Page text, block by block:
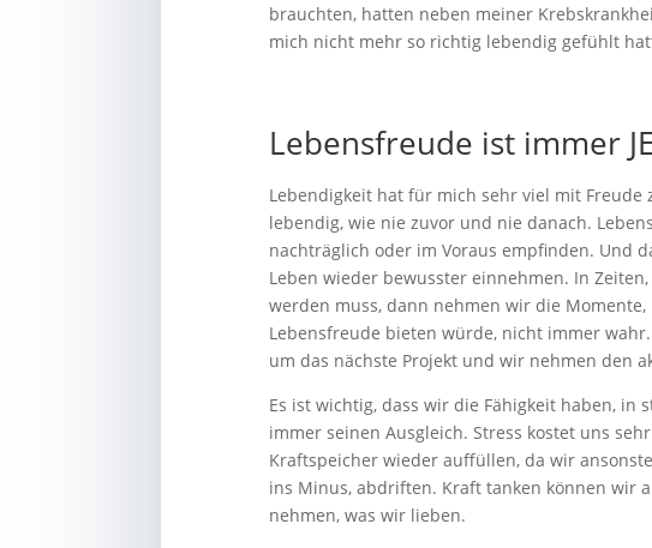
brauchten, hatten neben meiner
mich nicht mehr so richtig lebendig gefühlt
Lebensfreude ist immer
Lebendigkeit hat für mich sehr viel mit
lebendig, wie nie zuvor und nie danach.
nachträglich oder im Voraus empfinden. Und
Leben wieder bewusster einnehmen. In
werden muss, dann nehmen wir die
Lebensfreude bieten würde, nicht immer
um das nächste Projekt und wir nehmen den
Es ist wichtig, dass wir die Fähigkeit haben,
immer seinen Ausgleich. Stress kostet uns
Kraftspeicher wieder auffüllen, da wir
ins Minus, abdriften. Kraft tanken können wir
nehmen, was wir lieben.